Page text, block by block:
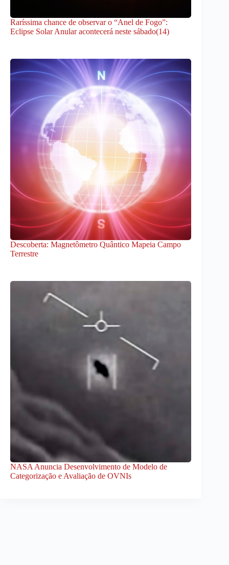
Raríssima chance de observar o “Anel de Fogo”:
Eclipse Solar Anular acontecerá neste sábado(14)
Descoberta: Magnetômetro Quântico Mapeia Campo
Terrestre
NASA Anuncia Desenvolvimento de Modelo de
Categorização e Avaliação de OVNIs